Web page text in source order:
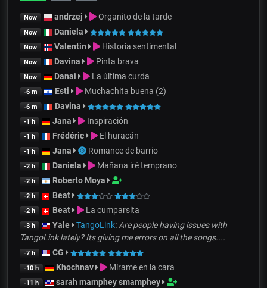
Now andrzej Organito de la tarde
Now Daniela
Now Valentin Historia sentimental
Now Davina Pinta brava
Now Danai La última curda
-6 m Esti Muchachita buena (2)
-6 m Davina
-1 h Jana Inspiración
-1 h Frédéric El huracán
-1 h Jana Romance de barrio
-2 h Daniela Mañana iré temprano
-2 h Roberto Moya
-2 h Beat
-2 h Beat La cumparsita
-3 h Yale TangoLink:Are people having issues with
TangoLink lately? Its giving me errors on all the songs....
-7 h CG
-10 h Khochnav Mírame en la cara
-11 h sarah mamphey smamphey